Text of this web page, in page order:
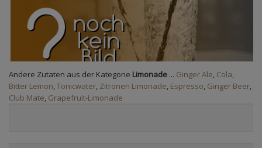
Andere Zutaten aus der Kategorie Limonade ... Ginger Ale, Cola,
Bitter Lemon,Tonicwater, Zitronen Limonade, Espresso, Ginger Beer,
Club Mate, Grapefruit-Limonade